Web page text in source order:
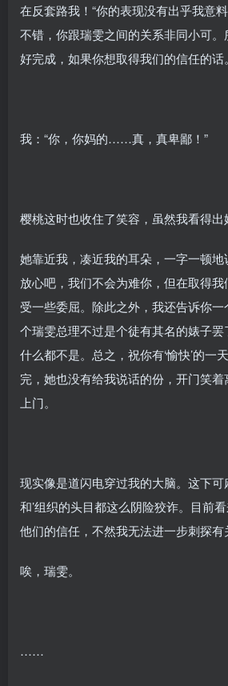
在反套路我！“你的表现没有出乎我意
不错，你跟瑞雯之间的关系非同小可
好完成，如果你想取得我们的信任的话
我：“你，你妈的……真，真卑鄙！”
樱桃这时也收住了笑容，虽然我看得出
她靠近我，凑近我的耳朵，一字一顿地
放心吧，我们不会为难你，但在取得
受一些委屈。除此之外，我还告诉你
个瑞雯总理不过是个徒有其名的婊子
什么都不是。总之，祝你有‘愉快’的一
完，她也没有给我说话的份，开门笑
上门。
现实像是道闪电穿过我的大脑。这下可
和’组织的头目都这么阴险狡诈。目前
他们的信任，不然我无法进一步刺探有
唉，瑞雯。
……